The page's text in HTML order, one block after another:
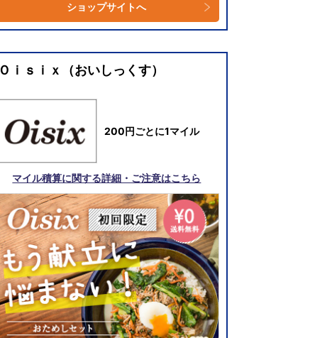
Ｏｉｓｉｘ（おいしっくす）
200円ごとに1マイル
マイル積算に関する詳細・ご注意はこちら
ショップサイトへ